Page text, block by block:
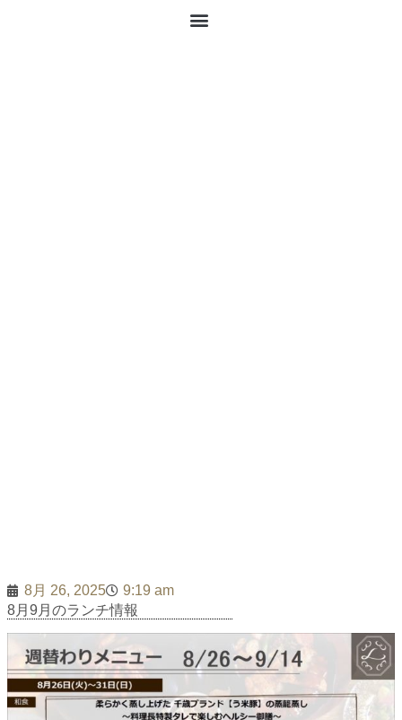
8月 26, 2025
9:19 am
8月9月のランチ情報